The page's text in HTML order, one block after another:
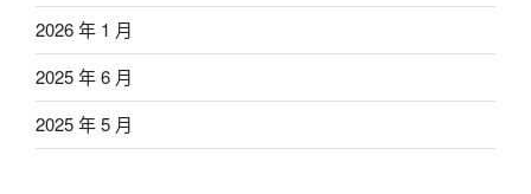
2026 年 1 月
2025 年 6 月
2025 年 5 月